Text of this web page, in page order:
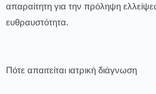
απαραίτητη για την πρόληψη
ευθραυστότητα.
Πότε απαιτείται ιατρική διάγνωση